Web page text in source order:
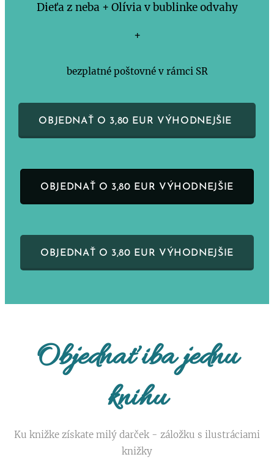
Dieťa z neba + Olívia v bublinke odvahy
+
bezplatné poštovné v rámci SR
OBJEDNAŤ O 3,80 EUR VÝHODNEJŠIE
OBJEDNAŤ O 3,80 EUR VÝHODNEJŠIE
OBJEDNAŤ O 3,80 EUR VÝHODNEJŠIE
Objednať iba jednu
knihu
Ku knižke získate milý darček - záložku s ilustráciami
knižky